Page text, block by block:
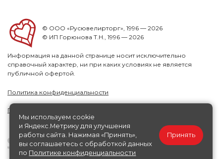
© ООО «Русювелирторг», 1996 — 2026
© ИП Горюнова Т.Н., 1996 — 2026
Информация на данной странице носит исключительно
справочный характер, ни при каких условиях не является
публичной офертой.
Политика конфиденциальности
Публичная офера
Мы используем cookie
и Яндекс.Метрику для улучшения
работы сайта. Нажимая «Принять»,
вы соглашаетесь с обработкой данных
по Политике конфиденциальности
Принять